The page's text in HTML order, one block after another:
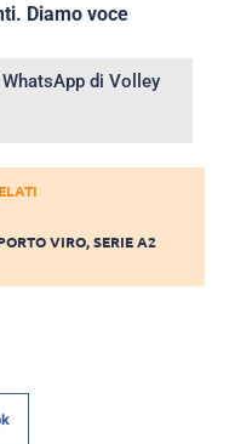
Diamo voce
di Volley
VIRO,SERIE A2